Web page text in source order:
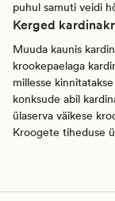
puhul samuti veidi
Kerged
Muuda kaunis
krookepaelaga
millesse
konksude abil
ülaserva väikese
Kroogete tiheduse